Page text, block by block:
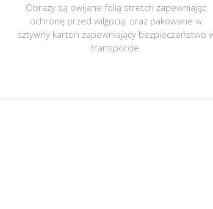
Obrazy są owijane folią stretch zapewniając
ochronę przed wilgocią, oraz pakowane w
sztywny karton zapewniający bezpieczeństwo
transporcie.